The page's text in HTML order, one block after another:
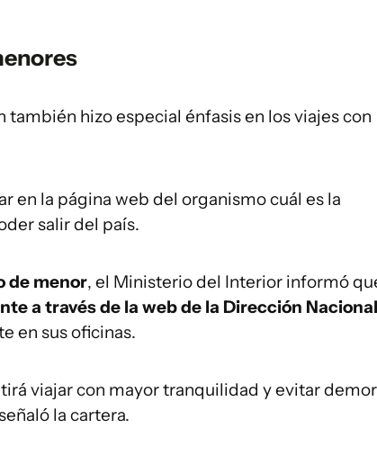
hizo especial énfasis en los viajes con
en la página web del organismo cuál es la
salir del país.
de menor, el Ministerio del Interior informó
a través de la web de la Dirección Nacional
en sus oficinas.
viajar con mayor tranquilidad y evitar
la cartera.